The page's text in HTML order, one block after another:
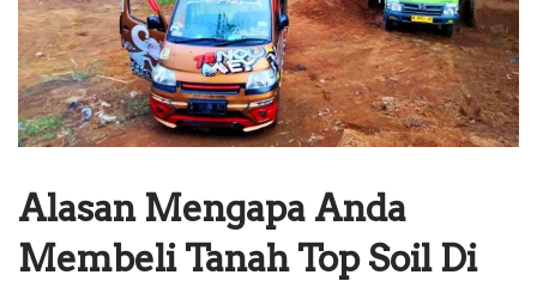
Alasan Mengapa Anda
Membeli Tanah Top Soil Di